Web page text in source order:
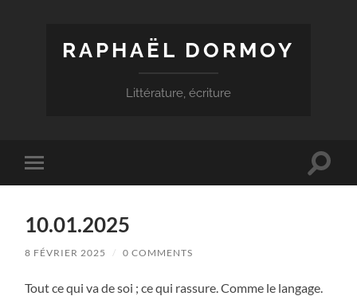
RAPHAËL DORMOY
Littérature, écriture
Toggle
mobile
Toggle
10.01.2025
8 FÉVRIER 2025 / 0 COMMENTS
Tout ce qui va de soi ; ce qui rassure. Comme le langage.